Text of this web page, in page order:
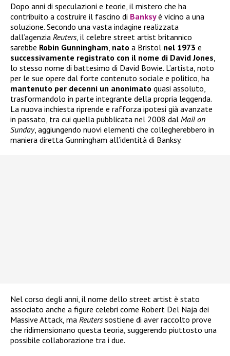
Dopo anni di speculazioni e teorie, il mistero che ha
contribuito a costruire il fascino di Banksyè vicino a una
soluzione. Secondo una vasta indagine realizzata
dall’agenzia Reuters, il celebre street artist britannico
sarebbe Robin Gunningham nato a Bristol nel 1973 e
successivamente registrato con il nome di David Jones
lo stesso nome di battesimo di David Bowie. L’artista, noto
per le sue opere dal forte contenuto sociale e politico, ha
mantenuto per decenni un anonimato quasi assoluto,
trasformandolo in parte integrante della propria leggenda.
La nuova inchiesta riprende e rafforza ipotesi già avanzate
in passato, tra cui quella pubblicata nel 2008 dal Mail on
Sunday, aggiungendo nuovi elementi che collegherebbero in
maniera diretta Gunningham all’identità di Banksy.
Nel corso degli anni, il nome dello street artist è stato
associato anche a figure celebri come Robert Del Naja dei
Massive Attack, ma Reuterssostiene di aver raccolto prove
che ridimensionano questa teoria, suggerendo piuttosto una
possibile collaborazione tra i due.